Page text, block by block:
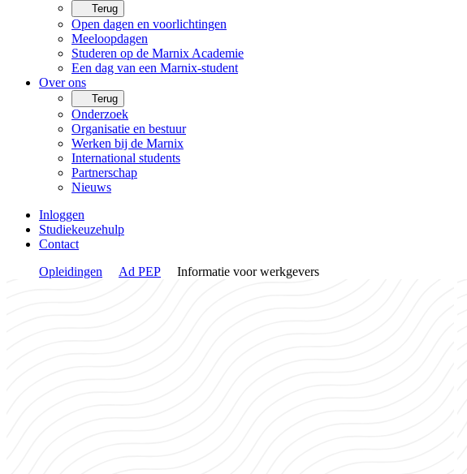
Terug
Open dagen en voorlichtingen
Meeloopdagen
Studeren op de Marnix Academie
Een dag van een Marnix-student
Over ons
Terug
Onderzoek
Organisatie en bestuur
Werken bij de Marnix
International students
Partnerschap
Nieuws
Inloggen
Studiekeuzehulp
Contact
Opleidingen
Ad PEP Informatie voor werkgevers